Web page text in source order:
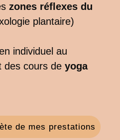
zones réflexes du
plantaire)
individuel au
des cours de yoga
de mes prestations